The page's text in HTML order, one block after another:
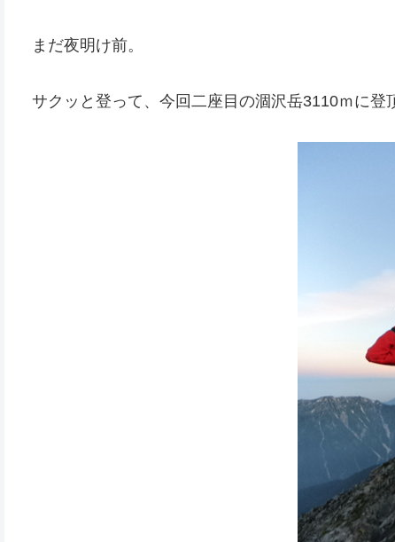
まだ夜明け前。
サクッと登って、今回二座目の涸沢岳3110ｍに登